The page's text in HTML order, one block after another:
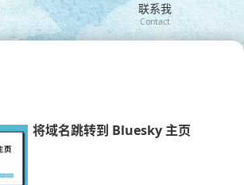
联系我
Contact
将域名跳转到 Bluesky 主页